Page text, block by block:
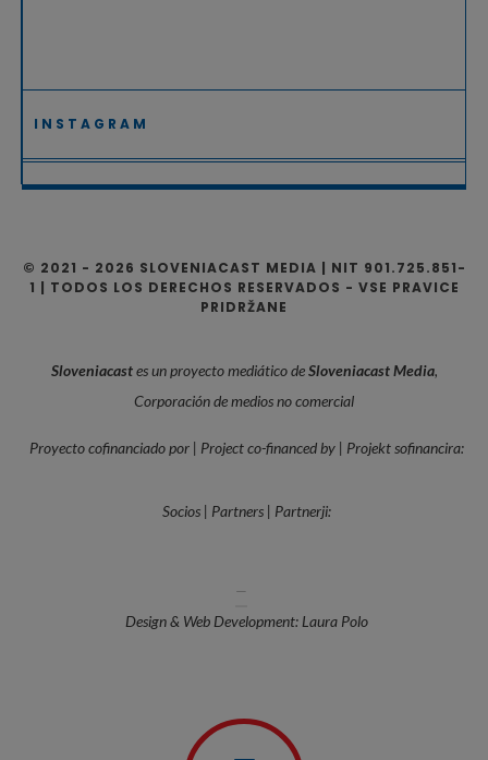
INSTAGRAM
© 2021 - 2026 SLOVENIACAST MEDIA | NIT 901.725.851-
1 | TODOS LOS DERECHOS RESERVADOS - VSE PRAVICE
PRIDRŽANE
Sloveniacastes un proyecto mediático deSloveniacast Media,
Corporación de medios no comercial
Proyecto cofinanciado por | Project co-financed by | Projekt sofinancira:
Socios | Partners | Partnerji:
—
Design & Web Development: Laura Polo